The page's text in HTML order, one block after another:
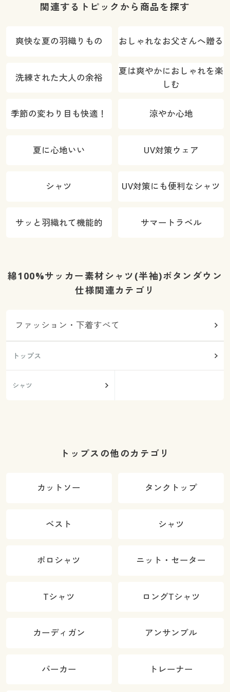
関連するトピックから商品を探す
爽快な夏の羽織りもの おしゃれなお父さんへ贈る
洗練された大人の余裕
夏は爽やかにおしゃれを楽
しむ
季節の変わり目も快適！ 涼やか心地
夏に心地いい UV対策ウェア
シャツ UV対策にも便利なシャツ
サッと羽織れて機能的 サマートラベル
綿100%サッカー素材シャツ(半袖)ボタンダウン
仕様関連カテゴリ
ファッション・下着すべて
トップス
シャツ
トップスの他のカテゴリ
カットソー タンクトップ
ベスト シャツ
ポロシャツ ニット・セーター
Tシャツ ロングTシャツ
カーディガン アンサンブル
パーカー トレーナー